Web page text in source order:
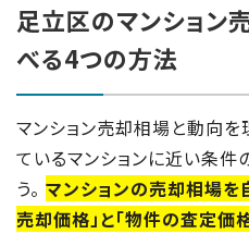
足立区のマンション
べる4つの方法
マンション売却相場と動向を
ているマンションに近い条
う。 マンションの売却相場を
売却価格」と「物件の査定価